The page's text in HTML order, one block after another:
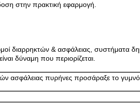
στην πρακτική εφαρμογή.
διαρρηκτών & ασφάλειας, συστήματα
δύναμη που περιορίζεται.
ασφάλειας πυρήνες προσάραξε το